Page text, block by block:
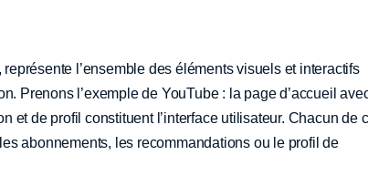
l’ensemble des éléments visuels et interactifs
Prenons l’exemple de YouTube : la page d’accueil
et de profil constituent l’interface utilisateur. Chacun de
abonnements, les recommandations ou le profil de